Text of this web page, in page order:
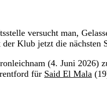
versucht man,
Klub jetzt die nächsten
(4. Juni 2026)
für Said El Mala